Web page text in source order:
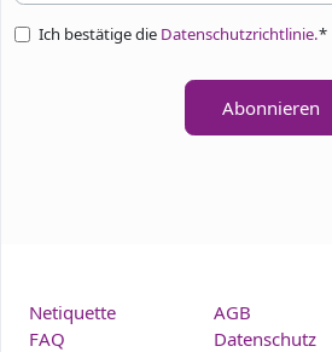
Ich bestätige die Datenschutzrichtlinie.*
Abonnieren
Netiquette
FAQ
AGB
Datenschutz